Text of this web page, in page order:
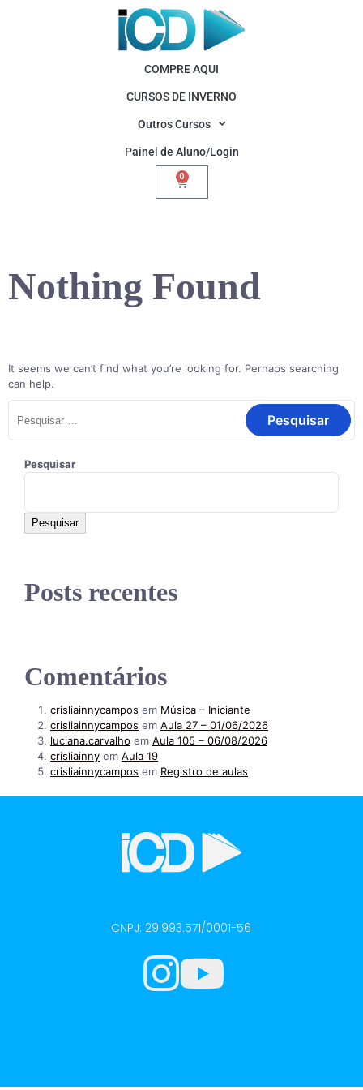
COMPRE AQUI
CURSOS DE INVERNO
Outros Cursos
Painel de Aluno/Login
0
Nothing Found
It seems we can’t find what you’re looking for. Perhaps searching
can help.
Pesquisar
Pesquisar
Posts recentes
Comentários
crisliainnycampos em Música – Iniciante
crisliainnycampos em Aula 27 – 01/06/2026
luciana.carvalho em Aula 105 – 06/08/2026
crisliainny em Aula 19
crisliainnycampos em Registro de aulas
CNPJ: 29.993.571/0001-56